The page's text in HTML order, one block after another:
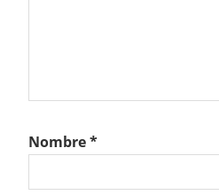
Nombre*